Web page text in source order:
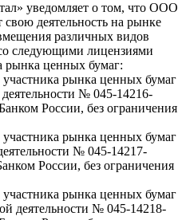
уведомляет о том, что ООО
деятельность на рынке
различных видов
следующими лицензиями
рынка ценных бумаг:
рынка ценных бумаг
№ 045-14216-
России, без ограничения
рынка ценных бумаг
№ 045-14217-
России, без ограничения
рынка ценных бумаг
деятельности № 045-14218-